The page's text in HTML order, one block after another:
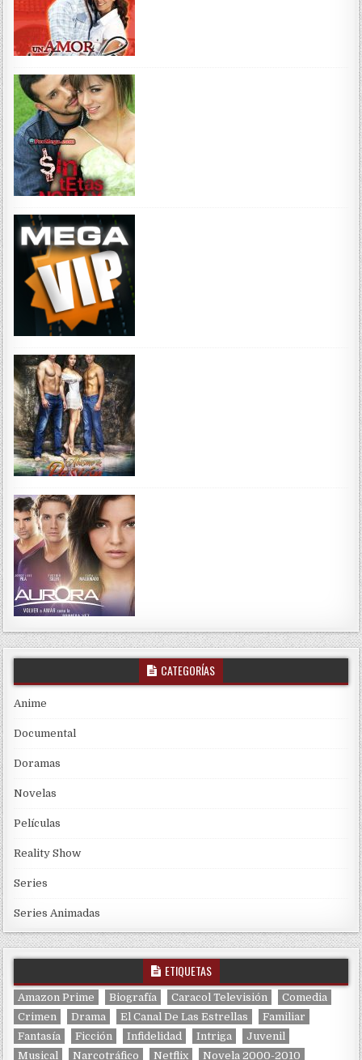
CATEGORÍAS
Anime
Documental
Doramas
Novelas
Películas
Reality Show
Series
Series Animadas
ETIQUETAS
Amazon Prime Biografía Caracol Televisión
Comedia
Crimen
Drama El Canal De Las Estrellas
Familiar
Fantasía
Ficción Infidelidad Intriga
Juvenil
Musical
Narcotráfico Netflix Novela 2000-2010